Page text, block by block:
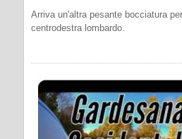
Arriva un'altra pesante bocciatura
centrodestra lombardo.